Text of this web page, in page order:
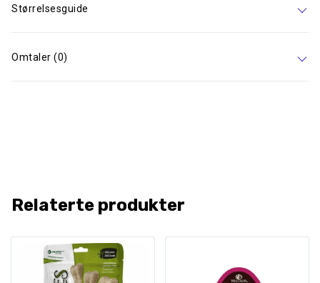
Størrelsesguide
Omtaler (0)
Relaterte produkter